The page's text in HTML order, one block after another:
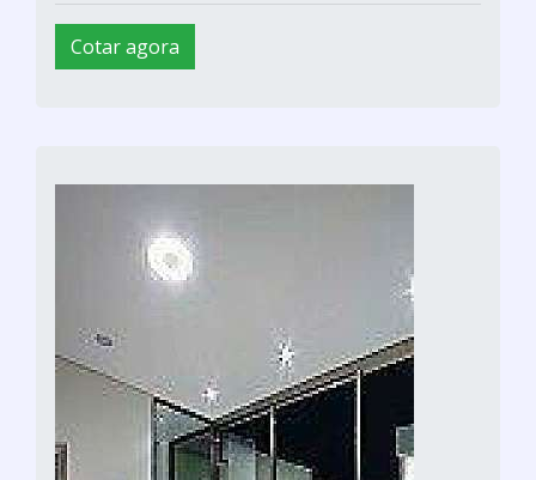
Cotar agora